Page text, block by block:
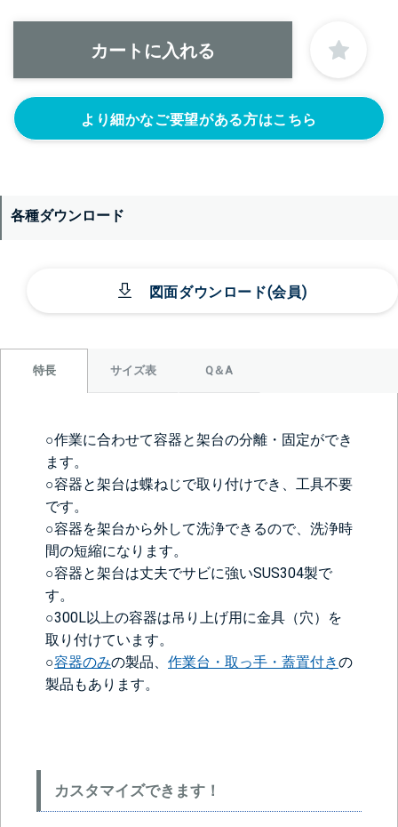
より細かなご要望がある方はこちら
各種ダウンロード
図面ダウンロード(会員)
特長 サイズ表 Q＆A
○作業に合わせて容器と架台の分離・固定ができ
ます。
○容器と架台は蝶ねじで取り付けでき、工具不要
です。
○容器を架台から外して洗浄できるので、洗浄時
間の短縮になります。
○容器と架台は丈夫でサビに強いSUS304製で
す。
○300L以上の容器は吊り上げ用に金具（穴）を
取り付けています。
○容器のみの製品、 作業台・取っ手・蓋置付きの
製品もあります。
カスタマイズできます！